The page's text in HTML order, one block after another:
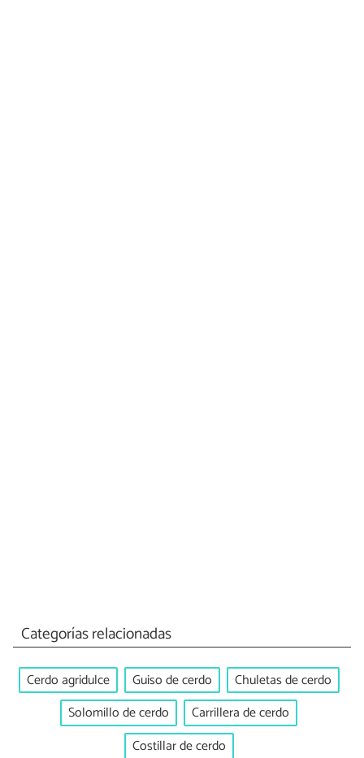
Categorías relacionadas
Cerdo agridulce Guiso de cerdo
Chuletas de cerdo
Solomillo de cerdo
Carrillera de cerdo
Costillar de cerdo